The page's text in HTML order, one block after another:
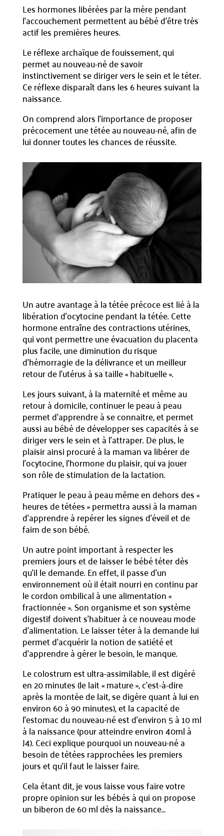
Les hormones libérées par la mère pendant
l’accouchement permettent au bébé d’être très
actif les premières heures.
Le réflexe archaïque de fouissement, qui
permet au nouveau-né de savoir
instinctivement se diriger vers le sein et le téter.
Ce réflexe disparaît dans les 6 heures suivant la
naissance.
On comprend alors l’importance de proposer
précocement une tétée au nouveau-né, afin de
lui donner toutes les chances de réussite.
Un autre avantage à la tétée précoce est lié à la
libération d’ocytocine pendant la tétée. Cette
hormone entraîne des contractions utérines,
qui vont permettre une évacuation du placenta
plus facile, une diminution du risque
d’hémorragie de la délivrance et un meilleur
retour de l’utérus à sa taille « habituelle ».
Les jours suivant, à la maternité et même au
retour à domicile, continuer le peau à peau
permet d’apprendre à se connaitre, et permet
aussi au bébé de développer ses capacités à se
diriger vers le sein et à l’attraper. De plus, le
plaisir ainsi procuré à la maman va libérer de
l’ocytocine, l’hormone du plaisir, qui va jouer
son rôle de stimulation de la lactation.
Pratiquer le peau à peau même en dehors des «
heures de tétées » permettra aussi à la maman
d’apprendre à repérer les signes d’éveil et de
faim de son bébé.
Un autre point important à respecter les
premiers jours et de laisser le bébé téter dès
qu’il le demande. En effet, il passe d’un
environnement où il était nourri en continu par
le cordon ombilical à une alimentation «
fractionnée ». Son organisme et son système
digestif doivent s’habituer à ce nouveau mode
d’alimentation. Le laisser téter à la demande lui
permet d’acquérir la notion de satiété et
d’apprendre à gérer le besoin, le manque.
Le colostrum est ultra-assimilable, il est digéré
en 20 minutes (le lait « mature », c’est-à-dire
après la montée de lait, se digère quant à lui en
environ 60 à 90 minutes), et la capacité de
l’estomac du nouveau-né est d’environ 5 à 10 ml
à la naissance (pour atteindre environ 40ml à
J4). Ceci explique pourquoi un nouveau-né a
besoin de tétées rapprochées les premiers
jours et qu’il faut le laisser faire.
Cela étant dit, je vous laisse vous faire votre
propre opinion sur les bébés à qui on propose
un biberon de 60 ml dès la naissance…